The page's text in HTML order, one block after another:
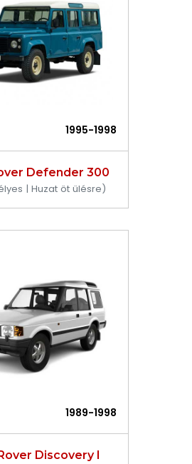
1995-1998
Defender 300
| Huzat öt ülésre)
1989-1998
Discovery I